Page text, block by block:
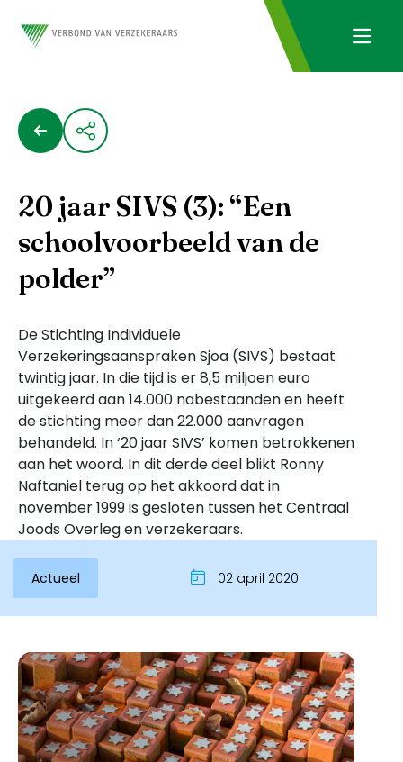
20 jaar SIVS (3): “Een
schoolvoorbeeld van de
polder”
De Stichting Individuele
Verzekeringsaanspraken Sjoa (SIVS) bestaat
twintig jaar. In die tijd is er 8,5 miljoen euro
uitgekeerd aan 14.000 nabestaanden en heeft
de stichting meer dan 22.000 aanvragen
behandeld. In ‘20 jaar SIVS’ komen betrokkenen
aan het woord. In dit derde deel blikt Ronny
Naftaniel terug op het akkoord dat in
november 1999 is gesloten tussen het Centraal
Joods Overleg en verzekeraars.
Actueel 02 april 2020